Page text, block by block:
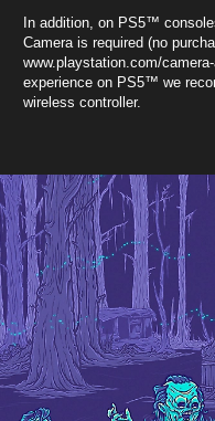
In addition, on PS5™
Camera is required (no
www.playstation.com/
experience on PS5™ we
wireless controller.